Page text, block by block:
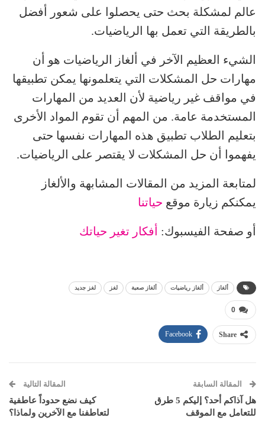
عالم لمشكلة بحث حتى يحصلوا على شعور أفضل
بالطريقة التي تعمل بها الرياضيات.
الشيء العظيم الآخر في ألغاز الرياضيات هو أن
مهارات حل المشكلات التي يتعلمونها يمكن تطبيقها
في مواقف غير رياضية لأن العديد من المهارات
المستخدمة عامة. من المهم أن تقوم المواد الأخرى
بتعليم الطلاب تطبيق هذه المهارات نفسها حتى
يفهموا أن حل المشكلات لا يقتصر على الرياضيات.
لمتابعة المزيد من المقالات المشابهة والألغاز
يمكنكم زيارة موقع حياتنا
أو صفحة الفيسبوك: أفكار تغير حياتك
ألغاز ألغاز رياضيات ألغاز صعبة لغز لغز جديد
0
Share
Facebook
المقالة السابقة
هل آذاكم أحد؟ إليكم 5 طرق
للتعامل مع الموقف
المقالة التالية
كيف نضع حدوداً عاطفية
لتعاطفنا مع الآخرين ولماذا؟